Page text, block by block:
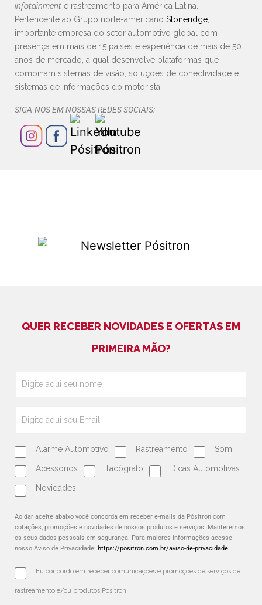
infotainment e rastreamento para América Latina.
Pertencente ao Grupo norte-americano Stoneridge
importante empresa do setor automotivo global com
presença em mais de 15 países e experiência de mais de 50
anos de mercado, a qual desenvolve plataformas que
combinam sistemas de visão, soluções de conectividade e
sistemas de informações do motorista.
SIGA-NOS EM NOSSAS REDES SOCIAIS:
QUER RECEBER NOVIDADES E OFERTAS EM
PRIMEIRA MÃO?
Alarme Automotivo Rastreamento Som
Acessórios Tacógrafo Dicas Automotivas
Novidades
Ao dar aceite abaixo você concorda em receber e-mails da Pósitron com
cotações, promoções e novidades de nossos produtos e serviços. Manteremos
os seus dados pessoais em segurança. Para maiores informações acesse
nosso Aviso de Privacidade: https://positron.com.br/aviso-de-privacidade
Eu concordo em receber comunicações e promoções de serviços de
rastreamento e/ou produtos Pósitron.